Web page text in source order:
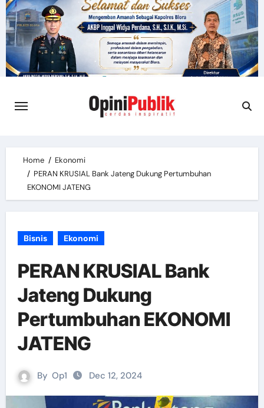
Skip
to
content
Home
Ekonomi
PERAN KRUSIAL Bank Jateng Dukung Pertumbuhan
EKONOMI JATENG
Bisnis Ekonomi
PERAN KRUSIAL Bank
Jateng Dukung
Pertumbuhan EKONOMI
JATENG
By Op1 Dec 12, 2024